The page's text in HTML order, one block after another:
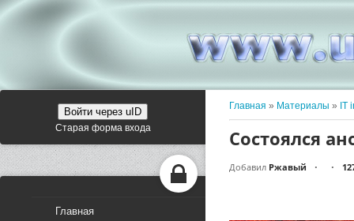
Войти через uID
Старая форма входа
Главная
Главная » Материалы » IT
Состоялся
Добавил Ржавый • •